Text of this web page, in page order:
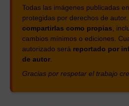
Todas las imágenes publicadas
protegidas por derechos de autor.
compartirlas como propias ,
cambios mínimos o ediciones.
autorizado será reportado por
de autor
Gracias por respetar el trabajo